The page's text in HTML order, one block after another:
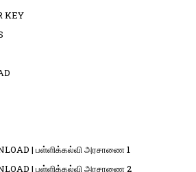
KEY
| பள்ளிக்கல்வி அரசாணை 1
| பள்ளிக்கல்வி அரசாணை 2